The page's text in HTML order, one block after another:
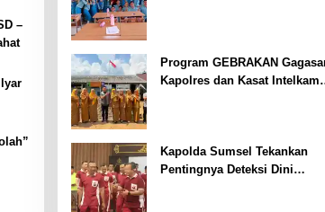
–
Program GEBRAKAN
Kapolres dan Kasat Intelkam
Kapolda Sumsel Tekankan
Pentingnya Deteksi Dini